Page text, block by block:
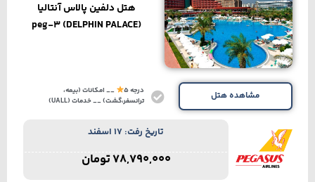
هتل دلفین پالاس آنتالیا
(DELPHIN PALACE) peg-3
مشاهده هتل درجه 5
__ امکانات (بیمه،
ترانسفر،گشت) __ خدمات (UALL)
تاریخ رفت: 17 اسفند
78,790,000تومان